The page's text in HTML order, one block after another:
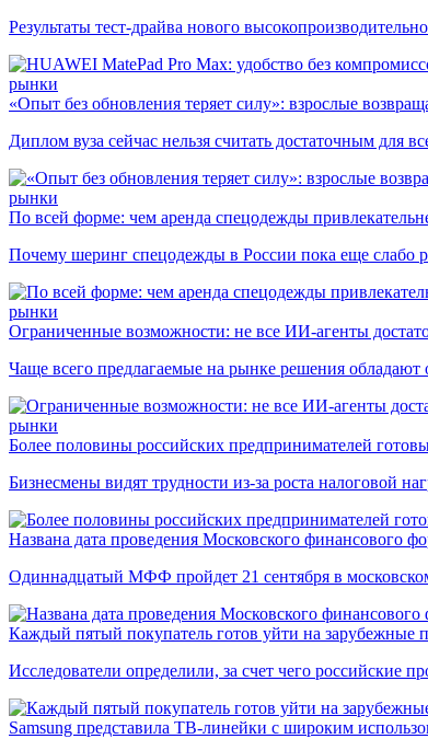
Результаты тест-драйва нового
рынки
«Опыт без обновления теряет силу»: взрослые
Диплом вуза сейчас нельзя считать достаточным для
рынки
По всей форме: чем аренда спецодежды
Почему шеринг спецодежды в России пока еще слабо
рынки
Ограниченные возможности: не все ИИ-агенты
Чаще всего предлагаемые на рынке решения
рынки
Более половины российских предпринимателей
Бизнесмены видят трудности из-за роста налоговой
Названа дата проведения Московского финансового
Одиннадцатый МФФ пройдет 21 сентября в
Каждый пятый покупатель готов уйти на зарубежные
Исследователи определили, за счет чего российские
Samsung представила ТВ-линейки с широким